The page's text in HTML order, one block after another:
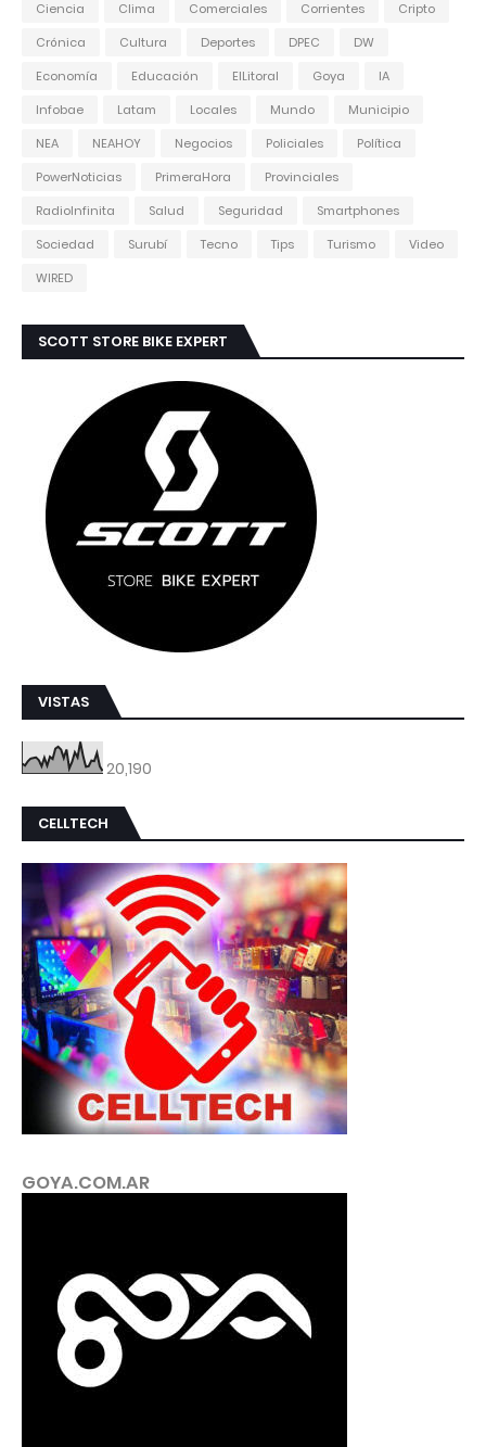
Ciencia
Clima Comerciales Corrientes
Cripto
Crónica
Cultura Deportes DPEC
DW
Economía
Educación ElLitoral Goya
IA
Infobae
Latam Locales Mundo
Municipio
NEA
NEAHOY Negocios Policiales
Política
PowerNoticias
PrimeraHora
Provinciales
RadioInfinita
Salud Seguridad
Smartphones
Sociedad
Surubí Tecno Tips Turismo
Video
WIRED
SCOTT STORE BIKE EXPERT
VISTAS
20,190
CELLTECH
GOYA.COM.AR